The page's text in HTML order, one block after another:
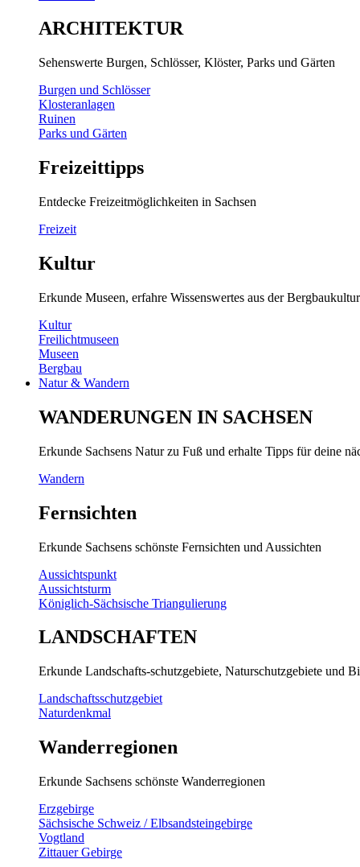
ARCHITEKTUR
Sehenswerte Burgen, Schlösser, Klöster, Parks und Gärten
Burgen und Schlösser
Klosteranlagen
Ruinen
Parks und Gärten
Freizeittipps
Entdecke Freizeitmöglichkeiten in Sachsen
Freizeit
Kultur
Erkunde Museen, erfahre Wissenswertes aus der
Kultur
Freilichtmuseen
Museen
Bergbau
Natur & Wandern
WANDERUNGEN IN SACHSEN
Erkunde Sachsens Natur zu Fuß und erhalte Tipps für deine
Wandern
Fernsichten
Erkunde Sachsens schönste Fernsichten und Aussichten
Aussichtspunkt
Aussichtsturm
Königlich-Sächsische Triangulierung
LANDSCHAFTEN
Erkunde Landschafts-schutzgebiete, Naturschutzgebiete und
Landschaftsschutzgebiet
Naturdenkmal
Wanderregionen
Erkunde Sachsens schönste Wanderregionen
Erzgebirge
Sächsische Schweiz / Elbsandsteingebirge
Vogtland
Zittauer Gebirge